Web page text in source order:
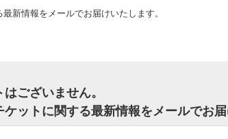
新情報をメールでお届けいたします。
ございません。
ットに関する最新情報をメールでお届